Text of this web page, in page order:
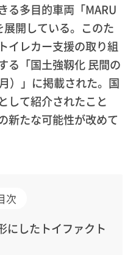
る多目的車両「MARU
開している。このた
イレカー支援の取り組
る「国土強靱化 民間の
）」に掲載された。国
して紹介されたこと
新たな可能性が改めて
次
にしたトイファクト